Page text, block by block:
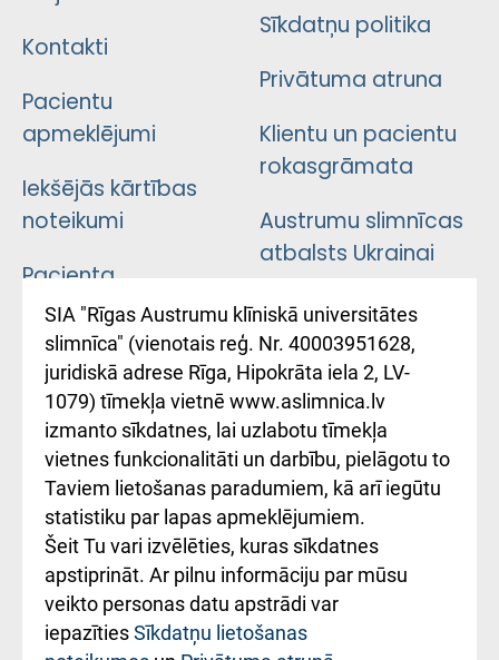
Kontakti
Pacientu
apmeklējumi
Iekšējās kārtības
noteikumi
Pacienta
atsauksmju/sūdzību
iesniegšanas
kārtība
Kā pie mums nokļūt
Rēķinu apmaksas
ceļvedis
Rekvizīti un
ārstniecības
iestādes kods
Sīkdatņu politika
Privātuma atruna
Klientu un pacientu
rokasgrāmata
Austrumu slimnīcas
atbalsts Ukrainai
Підтримка Східної
лікарні та співпраця з
Україною
SIA "Rīgas Austrumu klīniskā universitātes
slimnīca" (vienotais reģ. Nr. 40003951628,
juridiskā adrese Rīga, Hipokrāta iela 2, LV-
1079) tīmekļa vietnē www.aslimnica.lv
izmanto sīkdatnes, lai uzlabotu tīmekļa
vietnes funkcionalitāti un darbību, pielāgotu to
Taviem lietošanas paradumiem, kā arī iegūtu
statistiku par lapas apmeklējumiem.
Šeit Tu vari izvēlēties, kuras sīkdatnes
apstiprināt. Ar pilnu informāciju par mūsu
veikto personas datu apstrādi var
iepazītiesSīkdatņu lietošanas